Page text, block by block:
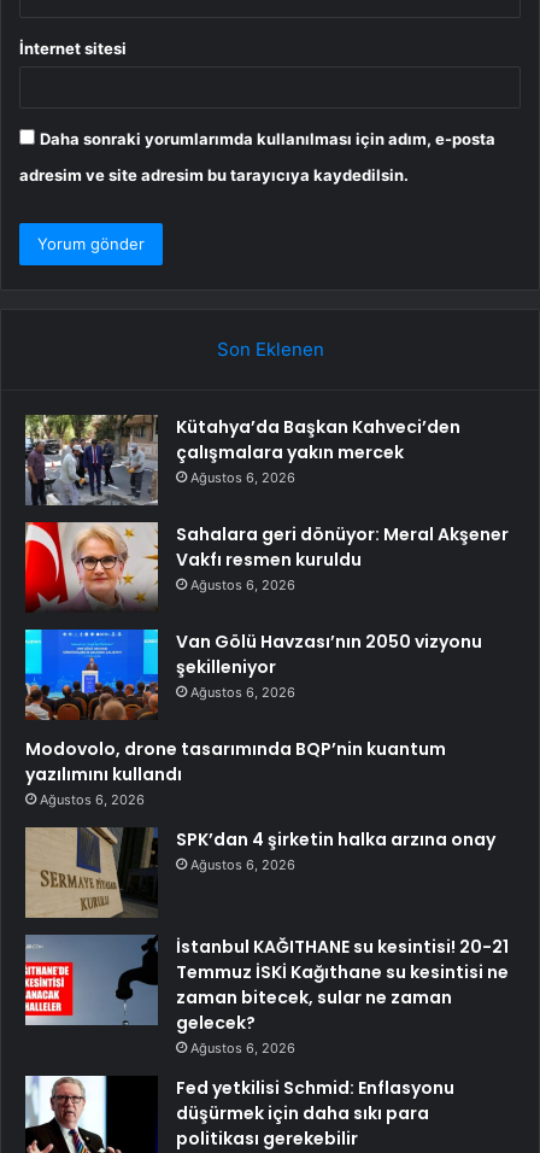
İnternet sitesi
Daha sonraki yorumlarımda kullanılması için adım, e-posta
adresim ve site adresim bu tarayıcıya kaydedilsin.
Son Eklenen
Kütahya’da Başkan Kahveci’den
çalışmalara yakın mercek
Ağustos 6, 2026
Sahalara geri dönüyor: Meral Akşener
Vakfı resmen kuruldu
Ağustos 6, 2026
Van Gölü Havzası’nın 2050 vizyonu
şekilleniyor
Ağustos 6, 2026
Modovolo, drone tasarımında BQP’nin kuantum
yazılımını kullandı
Ağustos 6, 2026
SPK’dan 4 şirketin halka arzına onay
Ağustos 6, 2026
İstanbul KAĞITHANE su kesintisi! 20-21
Temmuz İSKİ Kağıthane su kesintisi ne
zaman bitecek, sular ne zaman
gelecek?
Ağustos 6, 2026
Fed yetkilisi Schmid: Enflasyonu
düşürmek için daha sıkı para
politikası gerekebilir